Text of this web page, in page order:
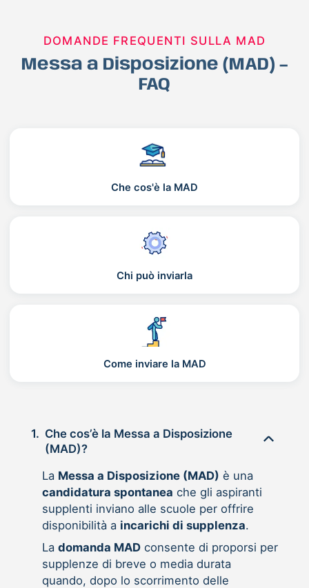
DOMANDE FREQUENTI SULLA MAD
Messa a Disposizione (MAD) –
FAQ
Che cos'è la MAD
Chi può inviarla
Come inviare la MAD
1. Che cos’è la Messa a Disposizione
(MAD)?
La Messa a Disposizione (MAD) è una
candidatura spontanea che gli aspiranti
supplenti inviano alle scuole per offrire
disponibilità a incarichi di supplenza.
La domanda MADconsente di proporsi per
supplenze di breve o media durata
quando, dopo lo scorrimento delle